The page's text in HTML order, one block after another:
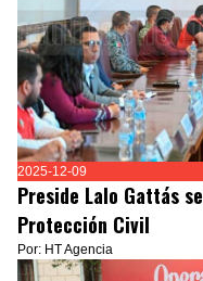
2025-12-09
Preside Lalo Gattás
Protección Civil
Por: HT Agencia